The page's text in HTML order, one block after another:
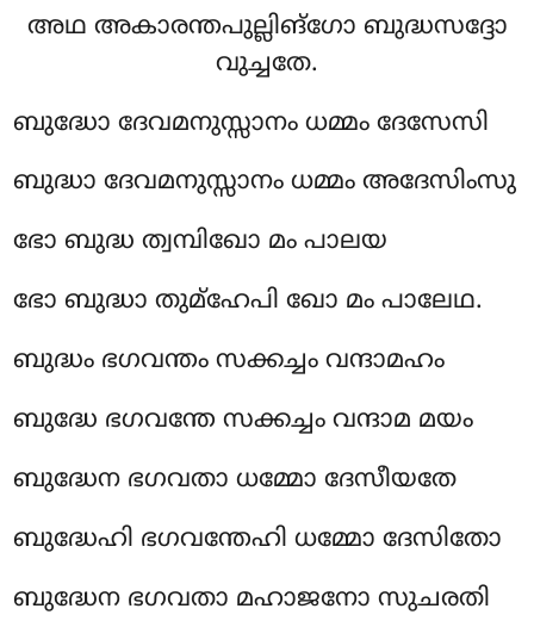
അഥ അകാരന്തപുല്ലിങ്ഗോ ബുദ്ധസദ്ദോ
വുച്ചതേ.
ബുദ്ധോ ദേവമനുസ്സാനം ധമ്മം ദേസേസി
ബുദ്ധാ ദേവമനുസ്സാനം ധമ്മം അദേസിംസു
ഭോ ബുദ്ധ ത്വമ്പിഖോ മം പാലയ
ഭോ ബുദ്ധാ തുമ്ഹേപി ഖോ മം പാലേഥ.
ബുദ്ധം ഭഗവന്തം സക്കച്ചം വന്ദാമഹം
ബുദ്ധേ ഭഗവന്തേ സക്കച്ചം വന്ദാമ മയം
ബുദ്ധേന ഭഗവതാ ധമ്മോ ദേസീയതേ
ബുദ്ധേഹി ഭഗവന്തേഹി ധമ്മോ ദേസിതോ
ബുദ്ധേന ഭഗവതാ മഹാജനോ സുചരതി